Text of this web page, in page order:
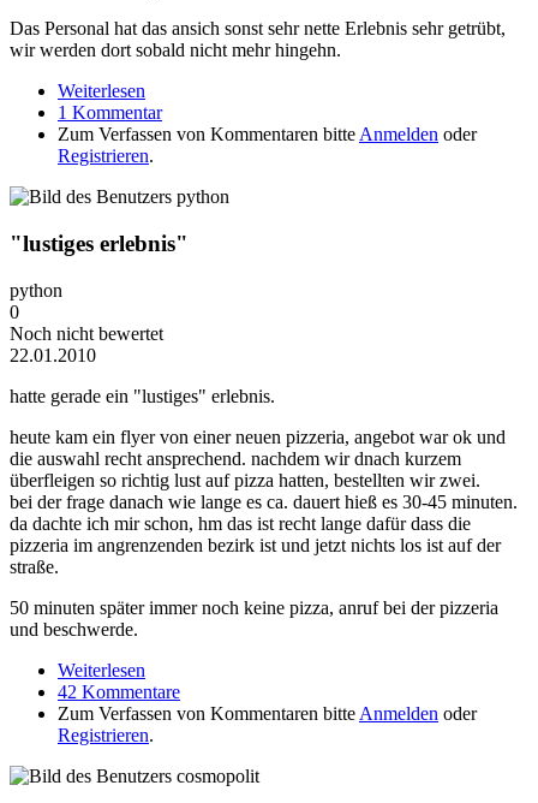
Das Personal hat das ansich sonst sehr nette Erlebnis sehr getrübt,
wir werden dort sobald nicht mehr hingehn.
Weiterlesen
1 Kommentar
Zum Verfassen von Kommentaren bitte Anmelden oder
Registrieren.
"lustiges erlebnis"
python
0
Noch nicht bewertet
22.01.2010
hatte gerade ein "lustiges" erlebnis.
heute kam ein flyer von einer neuen pizzeria, angebot war ok und
die auswahl recht ansprechend. nachdem wir dnach kurzem
überfleigen so richtig lust auf pizza hatten, bestellten wir zwei.
bei der frage danach wie lange es ca. dauert hieß es 30-45 minuten.
da dachte ich mir schon, hm das ist recht lange dafür dass die
pizzeria im angrenzenden bezirk ist und jetzt nichts los ist auf der
straße.
50 minuten später immer noch keine pizza, anruf bei der pizzeria
und beschwerde.
Weiterlesen
42 Kommentare
Zum Verfassen von Kommentaren bitte Anmelden oder
Registrieren.